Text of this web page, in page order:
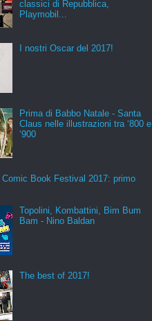
classici di Repubblica,
Playmobil...
I nostri Oscar del 2017!
Prima di Babbo Natale - Santa
Claus nelle illustrazioni tra ‘800 e
‘900
Book Festival 2017: primo
Topolini, Kombattini, Bim Bum
Bam - Nino Baldan
The best of 2017!